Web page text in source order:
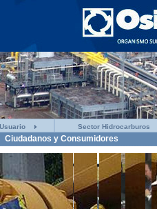
Sector Hidrocarburos
Ciudadanos y Consumidores